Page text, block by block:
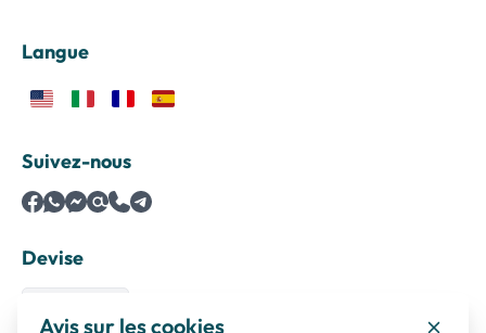
Langue
Suivez-nous
Devise
Avis sur les cookies